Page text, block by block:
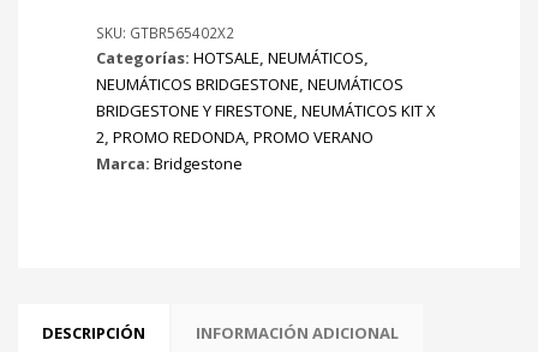
X2
cantidad
SKU: GTBR565402X2
Categorías: HOTSALE, NEUMÁTICOS,
NEUMÁTICOS BRIDGESTONE, NEUMÁTICOS
BRIDGESTONE Y FIRESTONE, NEUMÁTICOS KIT X
2, PROMO REDONDA, PROMO VERANO
Marca: Bridgestone
DESCRIPCIÓN INFORMACIÓN ADICIONAL